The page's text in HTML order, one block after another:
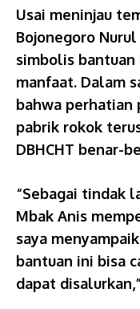
Usai meninjau
Bojonegoro
simbolis bantuan
manfaat. Dalam
bahwa perhatian
pabrik rokok
DBHCHT benar-
“Sebagai tindak
Mbak Anis
saya
bantuan ini bisa
dapat